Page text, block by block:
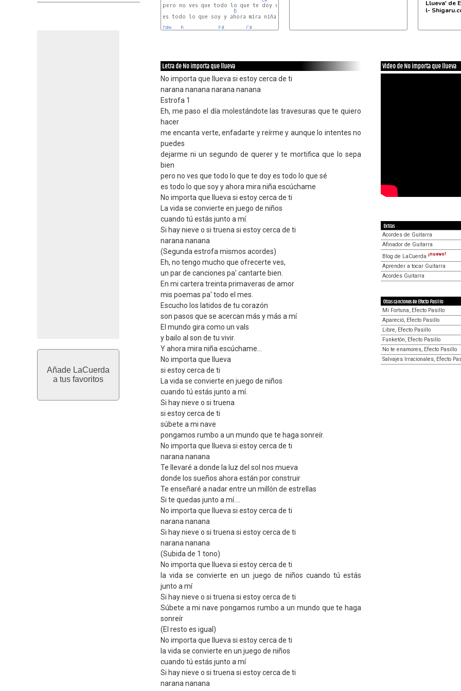
Añade LaCuerda
a tus favoritos
pero no ves que todo lo que te doy es todo lo que sé
B
es todo lo que soy y ahora mira niña escúchame
D#m
B F# C#
D#m
Llueva' de
l-
Letra de No importa que llueva
No importa que llueva si estoy cerca de ti
narana nanana narana nanana
Estrofa 1
Eh, me paso el día molestándote las travesuras que te quiero
hacer
me encanta verte, enfadarte y reírme y aunque lo intentes no
puedes
dejarme ni un segundo de querer y te mortifica que lo sepa
bien
pero no ves que todo lo que te doy es todo lo que sé
es todo lo que soy y ahora mira niña escúchame
No importa que llueva si estoy cerca de ti
La vida se convierte en juego de niños
cuando tú estás junto a mí.
Si hay nieve o si truena si estoy cerca de ti
narana nanana
(Segunda estrofa mismos acordes)
Eh, no tengo mucho que ofrecerte ves,
un par de canciones pa' cantarte bien.
En mi cartera treinta primaveras de amor
mis poemas pa' todo el mes.
Escucho los latidos de tu corazón
son pasos que se acercan más y más a mí
El mundo gira como un vals
y bailo al son de tu vivir.
Y ahora mira niña escúchame...
No importa que llueva
si estoy cerca de ti
La vida se convierte en juego de niños
cuando tú estás junto a mí.
Si hay nieve o si truena
si estoy cerca de ti
súbete a mi nave
pongamos rumbo a un mundo que te haga sonreír.
No importa que llueva si estoy cerca de ti
narana nanana
Te llevaré a donde la luz del sol nos mueva
donde los sueños ahora están por construir
Te enseñaré a nadar entre un millón de estrellas
Si te quedas junto a mí....
No importa que llueva si estoy cerca de ti
narana nanana
Si hay nieve o si truena si estoy cerca de ti
narana nanana
(Subida de 1 tono)
No importa que llueva si estoy cerca de ti
la vida se convierte en un juego de niños cuando tú estás
junto a mí
Si hay nieve o si truena si estoy cerca de ti
Súbete a mi nave pongamos rumbo a un mundo que te haga
sonreír
(El resto es igual)
No importa que llueva si estoy cerca de ti
la vida se convierte en un juego de niños
cuando tú estás junto a mí
Si hay nieve o si truena si estoy cerca de ti
narana nanana
Video de No importa que llueva
Extras
Acordes de Guitarra
Afinador de Guitarra
Blog de LaCuerda ¡nuevo!
Aprender a tocar Guitarra
Acordes Guitarra
Otras canciones de Efecto Pasillo
Mi Fortuna, Efecto Pasillo
Apareció, Efecto Pasillo
Libre, Efecto Pasillo
Funketón, Efecto Pasillo
No te enamores, Efecto Pasillo
Salvajes Irracionales, Efecto